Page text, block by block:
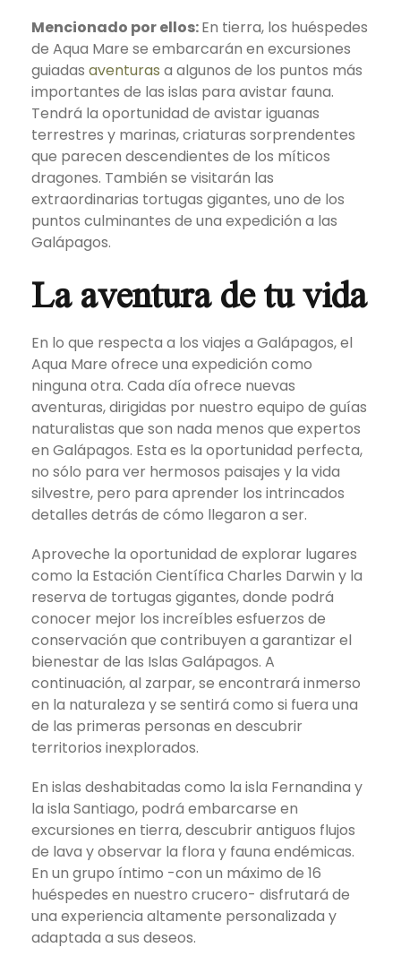
Mencionado por ellos:En tierra, los huéspedes
de Aqua Mare se embarcarán en excursiones
guiadas aventuras a algunos de los puntos más
importantes de las islas para avistar fauna.
Tendrá la oportunidad de avistar iguanas
terrestres y marinas, criaturas sorprendentes
que parecen descendientes de los míticos
dragones. También se visitarán las
extraordinarias tortugas gigantes, uno de los
puntos culminantes de una expedición a las
Galápagos.
La aventura de tu vida
En lo que respecta a los viajes a Galápagos, el
Aqua Mare ofrece una expedición como
ninguna otra. Cada día ofrece nuevas
aventuras, dirigidas por nuestro equipo de guías
naturalistas que son nada menos que expertos
en Galápagos. Esta es la oportunidad perfecta,
no sólo para ver hermosos paisajes y la vida
silvestre, pero para aprender los intrincados
detalles detrás de cómo llegaron a ser.
Aproveche la oportunidad de explorar lugares
como la Estación Científica Charles Darwin y la
reserva de tortugas gigantes, donde podrá
conocer mejor los increíbles esfuerzos de
conservación que contribuyen a garantizar el
bienestar de las Islas Galápagos. A
continuación, al zarpar, se encontrará inmerso
en la naturaleza y se sentirá como si fuera una
de las primeras personas en descubrir
territorios inexplorados.
En islas deshabitadas como la isla Fernandina y
la isla Santiago, podrá embarcarse en
excursiones en tierra, descubrir antiguos flujos
de lava y observar la flora y fauna endémicas.
En un grupo íntimo -con un máximo de 16
huéspedes en nuestro crucero- disfrutará de
una experiencia altamente personalizada y
adaptada a sus deseos.